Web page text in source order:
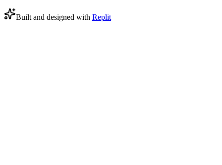
Built and designed with Replit